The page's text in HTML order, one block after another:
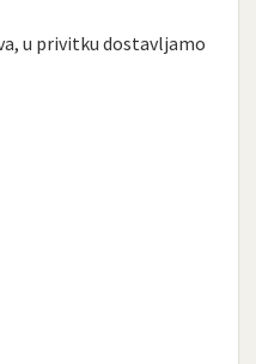
u privitku dostavljamo